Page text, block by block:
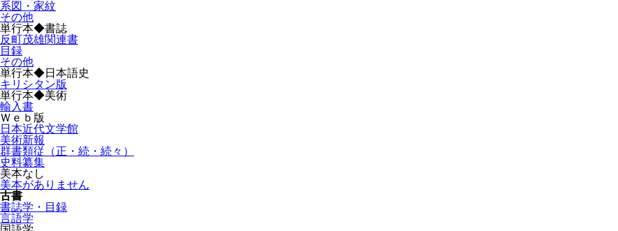
系図・家紋
その他
単行本◆書誌
反町茂雄関連書
目録
その他
単行本◆日本語史
キリシタン版
単行本◆美術
輸入書
Ｗｅｂ版
日本近代文学館
美術新報
群書類従（正・続・続々）
史料纂集
美本なし
美本がありません
古書
書誌学・目録
言語学